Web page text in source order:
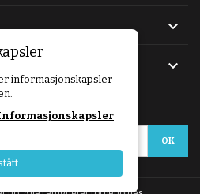


informasjonskapsler